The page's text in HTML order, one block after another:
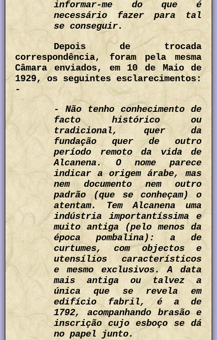
informar-me do que é
necessário fazer para tal
se conseguir.
Depois de trocada
correspondência, foram pela mesma
Câmara enviados, em 10 de Maio de
1929, os seguintes esclarecimentos:
-
- Não tenho conhecimento de
facto histórico ou
tradicional, quer da
fundação quer de outro
período remoto da vida de
Alcanena. O nome parece
indicar a origem árabe, mas
nem documento nem outro
padrão (que se conheçam) o
atentam. Tem Alcanena uma
indústria importantíssima e
muito antiga (pelo menos da
época pombalina): a de
curtumes, com objectos e
utensílios característicos
e mesmo exclusivos. A data
mais antiga ou talvez a
única que se revela em
edifício fabril, é a de
1792, acompanhando brasão e
inscrição cujo esboço se dá
no papel junto.